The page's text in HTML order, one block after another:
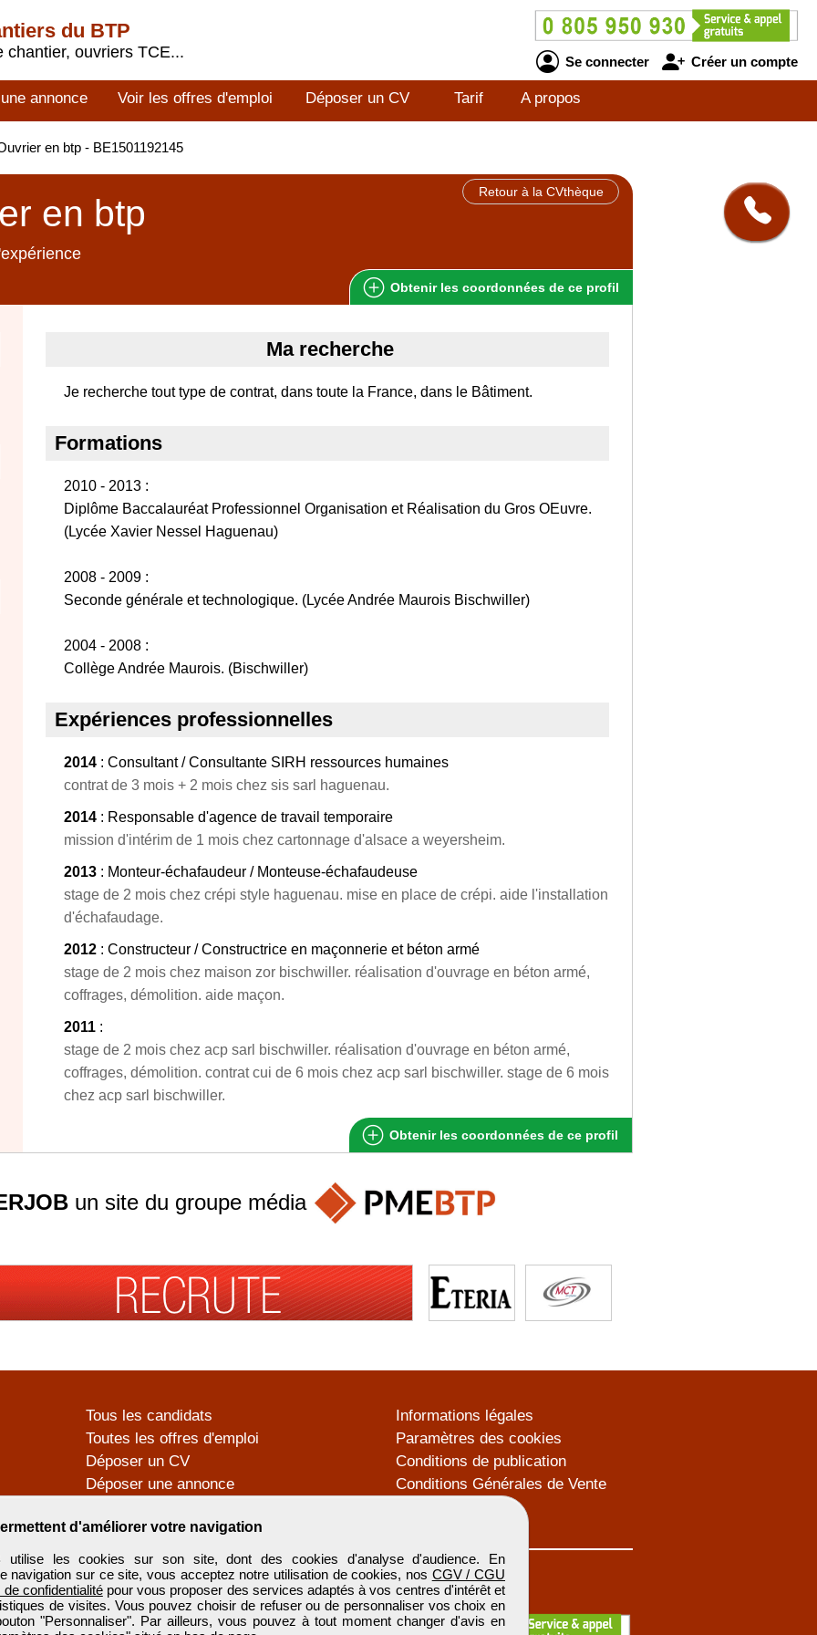
du BTP
chantier, ouvriers TCE...
Se connecter Créer un compte
annonce Voir les offres d'emploi Déposer un CV Tarif A propos
en btp - BE1501192145
Retour à la CVthèque
en btp
Obtenir les coordonnées de ce profil
Ma recherche
Je recherche tout type de contrat, dans toute la France, dans le Bâtiment.
Formations
2010 - 2013 :
Diplôme Baccalauréat Professionnel Organisation et Réalisation du Gros OEuvre.
(Lycée Xavier Nessel Haguenau)
2008 - 2009 :
Seconde générale et technologique. (Lycée Andrée Maurois Bischwiller)
2004 - 2008 :
Collège Andrée Maurois. (Bischwiller)
Expériences professionnelles
2014 : Consultant / Consultante SIRH ressources humaines
contrat de 3 mois + 2 mois chez sis sarl haguenau.
2014 : Responsable d'agence de travail temporaire
mission d'intérim de 1 mois chez cartonnage d'alsace a weyersheim.
2013 : Monteur-échafaudeur / Monteuse-échafaudeuse
stage de 2 mois chez crépi style haguenau. mise en place de crépi. aide l'installation
d'échafaudage.
2012 : Constructeur / Constructrice en maçonnerie et béton armé
stage de 2 mois chez maison zor bischwiller. réalisation d'ouvrage en béton armé,
coffrages, démolition. aide maçon.
2011 :
stage de 2 mois chez acp sarl bischwiller. réalisation d'ouvrage en béton armé,
coffrages, démolition. contrat cui de 6 mois chez acp sarl bischwiller. stage de 6 mois
chez acp sarl bischwiller.
Obtenir les coordonnées de ce profil
d'améliorer votre navigation
utilise les cookies sur son site, dont des cookies d'analyse d'audience. En
navigation sur ce site, vous acceptez notre utilisation de cookies, nos CGV / CGU
de confidentialitépour vous proposer des services adaptés à vos centres d'intérêt et
de visites. Vous pouvez choisir de refuser ou de personnaliser vos choix en
"Personnaliser". Par ailleurs, vous pouvez à tout moment changer d'avis en
un site du groupe média
Tous les candidats
Toutes les offres d'emploi
Déposer un CV
Déposer une annonce
Informations légales
Paramètres des cookies
Conditions de publication
Conditions Générales de Vente